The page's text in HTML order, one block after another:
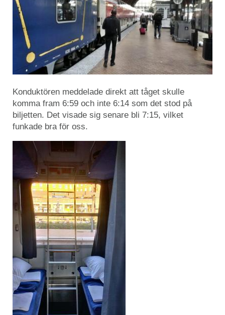
Konduktören meddelade direkt att tåget skulle
komma fram 6:59 och inte 6:14 som det stod på
biljetten. Det visade sig senare bli 7:15, vilket
funkade bra för oss.